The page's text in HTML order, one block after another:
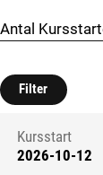
Antal
Filter
Kursstart
Kursstart
2026-10-12